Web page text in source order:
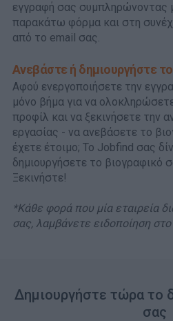
εγγραφή σας συμπληρώνοντας
παρακάτω φόρμα και στη
από το email σας.
Ανεβάστε ή δημιουργήστε
Αφού ενεργοποιήσετε την
μόνο βήμα για να
προφίλ και να ξεκινήσετε την
εργασίας - να ανεβάσετε το
έχετε έτοιμο; Το Jobfind σας
δημιουργήσετε το βιογραφικό
Ξεκινήστε!
*Κάθε φορά που μία εταιρεία
σας, λαμβάνετε ειδοποίηση
Δημιουργήστε τώρα το
σας